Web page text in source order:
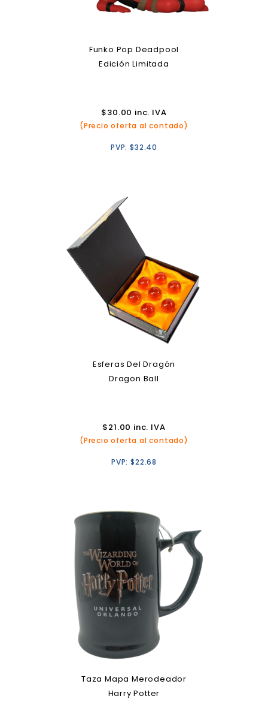
Funko Pop Deadpool
Edición Limitada
$30.00 inc. IVA
(Precio oferta al contado)
PVP:$32.40
Esferas Del Dragón
Dragon Ball
$21.00 inc. IVA
(Precio oferta al contado)
PVP:$22.68
Taza Mapa Merodeador
Harry Potter